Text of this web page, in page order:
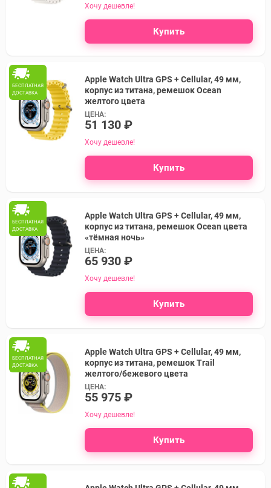
Хочу дешевле!
Купить
БЕСПЛАТНАЯ
ДОСТАВКА
Apple Watch Ultra GPS + Cellular, 49 мм,
корпус из титана, ремешок Ocean
желтого цвета
ЦЕНА:
51 130 ₽
Хочу дешевле!
Купить
БЕСПЛАТНАЯ
ДОСТАВКА
Apple Watch Ultra GPS + Cellular, 49 мм,
корпус из титана, ремешок Ocean цвета
«тёмная ночь»
ЦЕНА:
65 930 ₽
Хочу дешевле!
Купить
БЕСПЛАТНАЯ
ДОСТАВКА
Apple Watch Ultra GPS + Cellular, 49 мм,
корпус из титана, ремешок Trail
желтого/бежевого цвета
ЦЕНА:
55 975 ₽
Хочу дешевле!
Купить